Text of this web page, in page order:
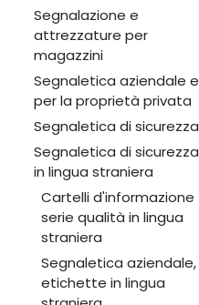
Segnalazione e
attrezzature per
magazzini
Segnaletica aziendale e
per la proprietà privata
Segnaletica di sicurezza
Segnaletica di sicurezza
in lingua straniera
Cartelli d'informazione
serie qualità in lingua
straniera
Segnaletica aziendale,
etichette in lingua